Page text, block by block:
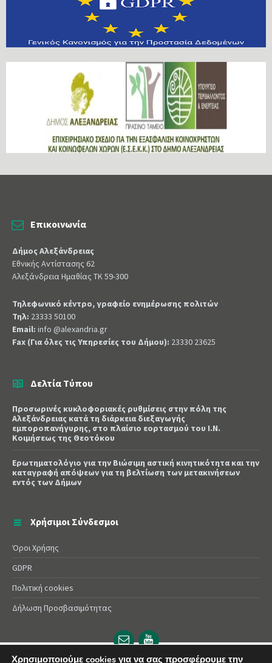
Επικοινωνία
Δήμος Αλεξάνδρειας
Εθνικής Αντίστασης 62
Αλεξάνδρεια Ημαθίας ΤΚ 59-300
Τηλεφωνικό κέντρο, γραφείο ενημέρωσης πολιτών
Τηλ: 23333 50100
Email: info @alexandria.gr
Fax (Για όλες τις Υπηρεσίες του Δήμου): 23330 23625
Δελτία Τύπου
Προσωρινές κυκλοφοριακές ρυθμίσεις στην πόλη της
Αλεξάνδρειας κατά τη διάρκεια διεξαγωγής
εμποροπανήγυρης, στο πλαίσιο εορτασμού του Ι.Ν.
Κοιμήσεως της Θεοτόκου
Ερωτηματολόγιο για την Βιώσιμη αστική κινητικότητα και την
καταγραφή απόψεων για τη βελτίωση των μετακινήσεων
εντός των Δήμων
Χρήσιμοι Σύνδεσμοι
Όροι Χρήσης
GDPR
Πολιτική cookies
Δήλωση Προσβασιμότητας
Email
url
YouTube
url
Χρησιμοποιούμε cookies για να σας προσφέρουμε την